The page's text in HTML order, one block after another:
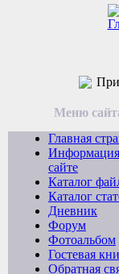
Меню
Главная
сайте
Каталог
Каталог
Дневник
Форум
Фотоальбом
Гостевая
Обратная